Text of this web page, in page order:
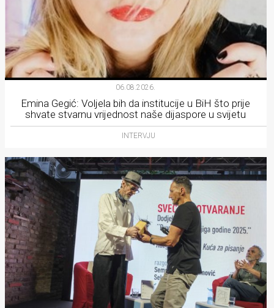
06.08.2026.
Emina Gegić: Voljela bih da institucije u BiH što prije
shvate stvarnu vrijednost naše dijaspore u svijetu
INTERVJU